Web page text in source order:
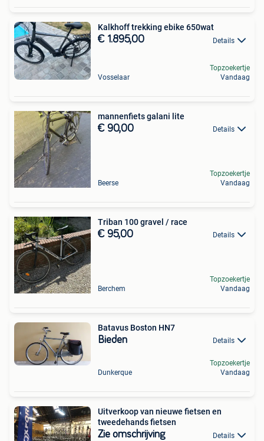
Kalkhoff trekking ebike 650wat
€ 1.895,00 Details
Vosselaar
Topzoekertje
Vandaag
mannenfiets galani lite
€ 90,00 Details
Beerse
Topzoekertje
Vandaag
Triban 100 gravel / race
€ 95,00 Details
Berchem
Topzoekertje
Vandaag
Batavus Boston HN7
Bieden Details
Dunkerque
Topzoekertje
Vandaag
Uitverkoop van nieuwe fietsen en
tweedehands fietsen
Zie omschrijving Details